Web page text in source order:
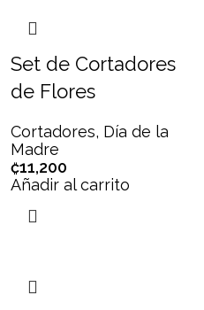
Set de Cortadores
de Flores
Cortadores, Día de la
Madre
₡11,200
Añadir al carrito